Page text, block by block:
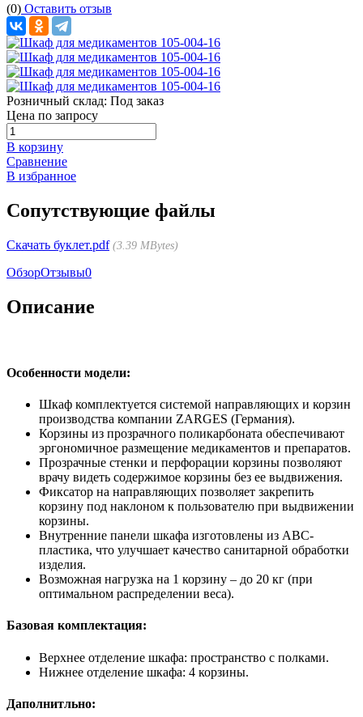
(0) Оставить отзыв
Розничный склад: Под заказ
Цена по запросу
В корзину
Сравнение
В избранное
Сопутствующие файлы
Скачать буклет.pdf 3.39 MBytes
ОбзорОтзывы0
Описание
Особенности модели:
Шкаф комплектуется системой направляющих и корзин
производства компании ZARGES (Германия).
Корзины из прозрачного поликарбоната обеспечивают
эргономичное размещение медикаментов и препаратов.
Прозрачные стенки и перфорации корзины позволяют
врачу видеть содержимое корзины без ее выдвижения.
Фиксатор на направляющих позволяет закрепить
корзину под наклоном к пользователю при выдвижении
корзины.
Внутренние панели шкафа изготовлены из АВС-
пластика, что улучшает качество санитарной обработки
изделия.
Возможная нагрузка на 1 корзину – до 20 кг (при
оптимальном распределении веса).
Базовая комплектация:
Верхнее отделение шкафа: пространство с полками.
Нижнее отделение шкафа: 4 корзины.
Даполнитльно: